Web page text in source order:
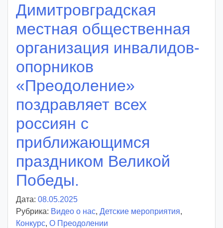
Димитровградская
местная общественная
организация инвалидов-
опорников
«Преодоление»
поздравляет всех
россиян с
приближающимся
праздником Великой
Победы.
Дата: 08.05.2025
в
т
Рубрика: Видео о нас, Детские мероприятия,
Конкурс, О Преодолении